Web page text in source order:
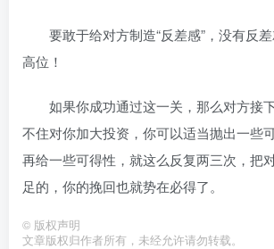
要敢于给对方制造“反差感”，没有反
高位！
如果你成功通过这一关，那么对方接
不住对你加大投资，你可以适当抛出一些
再给一些可得性，就这么反复两三次，把
足的，你的挽回也就势在必得了。
© 版权声明
文章版权归作者所有，未经允许请勿转载。